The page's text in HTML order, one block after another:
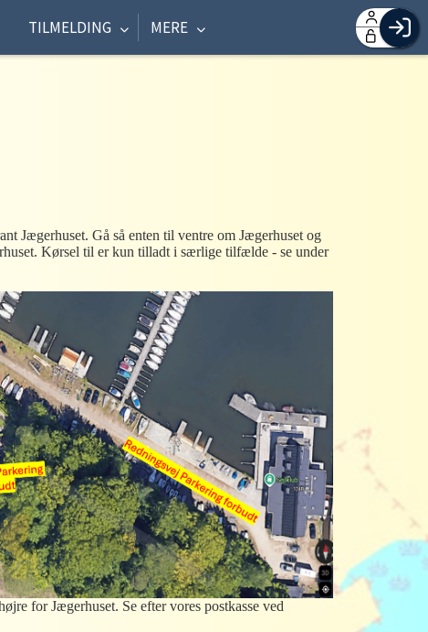
TILMELDING MERE
Jægerhuset. Gå så enten til ventre om Jægerhuset og
Kørsel til er kun tilladt i særlige tilfælde - se under
for Jægerhuset. Se efter vores postkasse ved